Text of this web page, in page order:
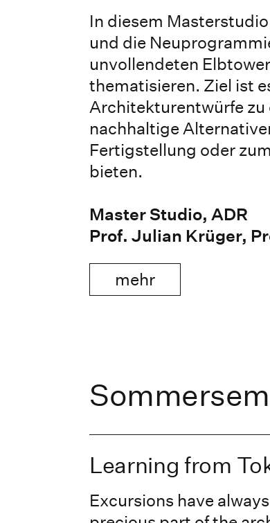
In diesem
und die
unvollendeten
thematisieren. Ziel ist
Architekturentwürfe zu
nachhaltige
Fertigstellung oder
bieten.
Master Studio, ADR
Prof. Julian Krüger,
mehr
Learning from
Excursions have